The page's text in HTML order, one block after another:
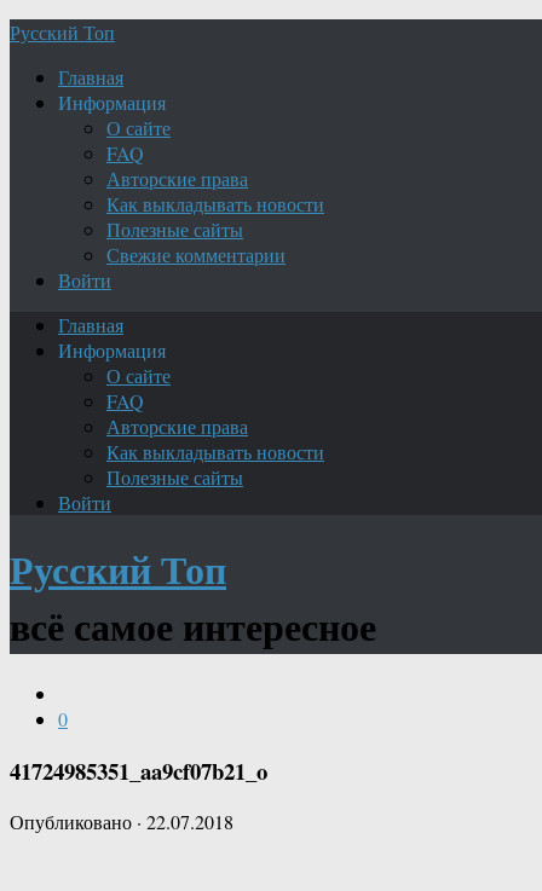
Русский Топ
Главная
Информация
О сайте
FAQ
Авторские права
Как выкладывать новости
Полезные сайты
Свежие комментарии
Войти
Главная
Информация
О сайте
FAQ
Авторские права
Как выкладывать новости
Полезные сайты
Войти
Русский Топ
всё самое интересное
0
41724985351_aa9cf07b21_o
Опубликовано · 22.07.2018